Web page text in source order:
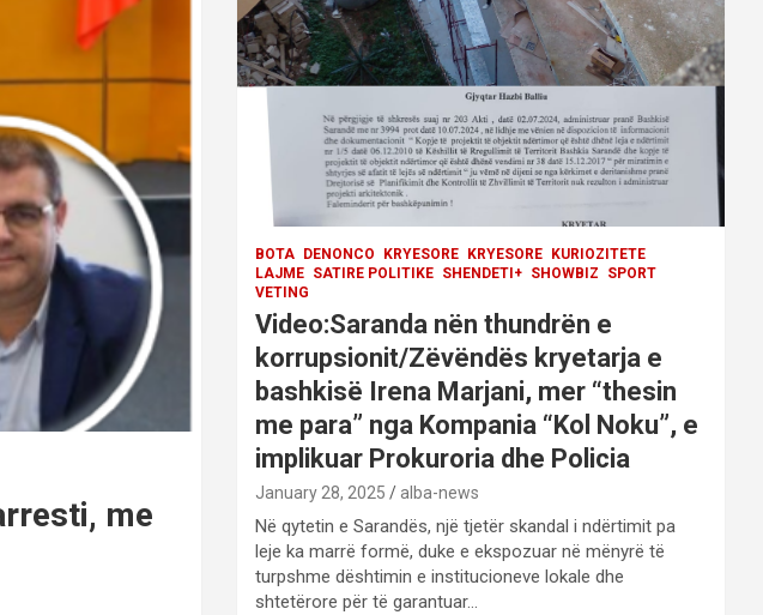
me
BOTA DENONCO KRYESORE KRYESORE
KURIOZITETE
LAJME SATIRE POLITIKE SHENDETI+ SHOWBIZ
SPORT
VETING
Video:Saranda nën thundrën e
korrupsionit/Zëvëndës kryetarja e
bashkisë Irena Marjani, mer “thesin
me para” nga Kompania “Kol Noku”, e
implikuar Prokuroria dhe Policia
January 28, 2025 alba-news
Në qytetin e Sarandës, një tjetër skandal i ndërtimit pa
leje ka marrë formë, duke e ekspozuar në mënyrë të
turpshme dështimin e institucioneve lokale dhe
shtetërore për të garantuar…